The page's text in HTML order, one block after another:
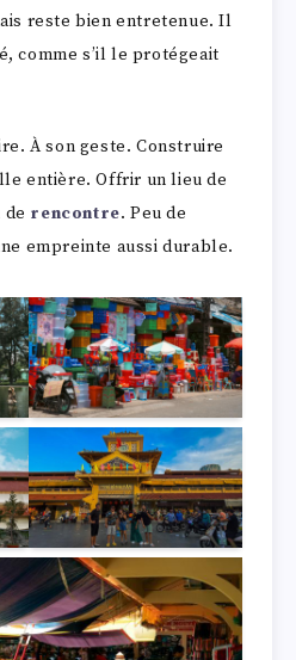
reste bien entretenue. Il
comme s’il le protégeait
À son geste. Construire
entière. Offrir un lieu de
de rencontre. Peu de
empreinte aussi durable.